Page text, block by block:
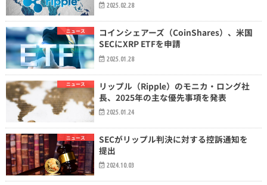
2025.02.28
ニュース
コインシェアーズ（CoinShares）、米国
SECにXRP ETFを申請
2025.01.28
ニュース
リップル（Ripple）のモニカ・ロング社
長、2025年の主な優先事項を発表
2025.01.24
ニュース
SECがリップル判決に対する控訴通知を
提出
2024.10.03